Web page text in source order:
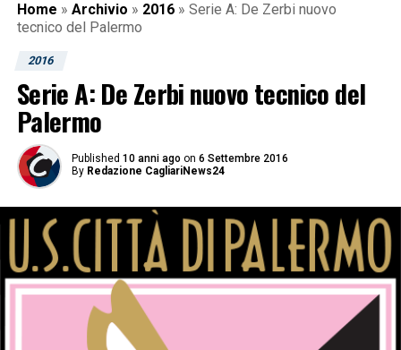
Home » Archivio » 2016 » Serie A: De Zerbi nuovo
tecnico del Palermo
2016
Serie A: De Zerbi nuovo tecnico del
Palermo
Published 10 anni ago on 6 Settembre 2016
By Redazione CagliariNews24